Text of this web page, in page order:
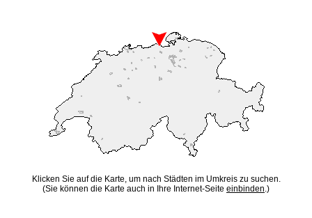
Klicken Sie auf die Karte, um nach Städten im Umkreis zu suchen.
(Sie können die Karte auch in Ihre Internet-Seite einbinden.)